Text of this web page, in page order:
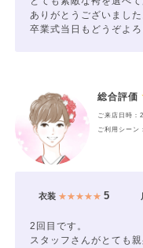
ありがとうございました
卒業式当日もどうぞよ
総合評価
ご来店日時：
ご利用シーン
衣装★★★★★ 5
2回目です。
スタッフさんがとても